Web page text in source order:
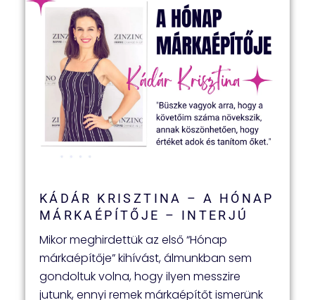
KÁDÁR KRISZTINA – A HÓNAP
MÁRKAÉPÍTŐJE – INTERJÚ
Mikor meghirdettük az első “Hónap
márkaépítője” kihívást, álmunkban sem
gondoltuk volna, hogy ilyen messzire
jutunk, ennyi remek márkaépítőt ismerünk